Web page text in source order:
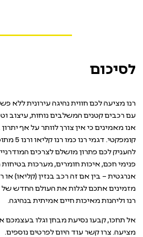
לסיכום
רנו מציעה לכם חווית נהיגה עירונית ללא
עם רכבים קטנים המשלבים נוחות, עיצוב
אנו מאמינים כי אין צורך לוותר על אף
קומפקטי.
להעניק לכם פתרון מושלם לצרכים
פנימי חכם, איכות חומרים, מערכות
מזמינים אתכם לגלות את העולם החדש
רנו וליהנות מאיכות חיים אמיתית בנהיגה.
אל תחכו, קבעו נסיעת מבחן וגלו בעצמכם
מציעה. צרו קשר עוד היום לפרטים נוספים.